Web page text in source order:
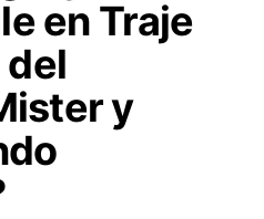
en Traje
del
y